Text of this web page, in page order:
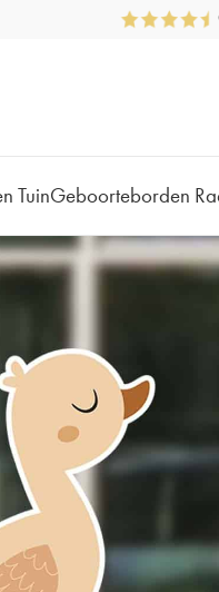
TuinGeboorteborden